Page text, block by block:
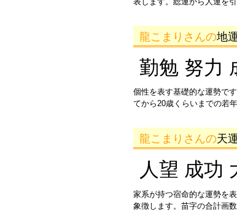
龍こまりさんの地
勤勉 努力
個性を表す基礎的な運勢で
てから20歳くらいまでの若
龍こまりさんの天
人望 成功
家系が持つ宿命的な運勢を
象徴します。苗字の合計画数